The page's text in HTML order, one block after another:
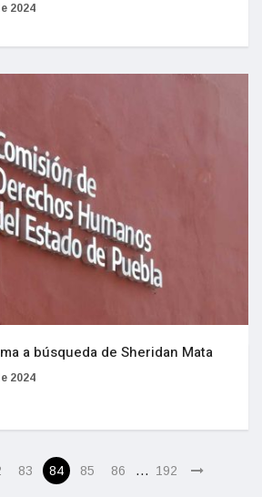
2024
a búsqueda de Sheridan Mata
2024
83 84 85 86 … 192